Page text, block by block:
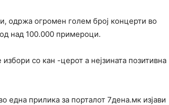
одржа огромен голем број концерти во
над 100.000 примероци.
со кан -церот а нејзината позитивна
една прилика за порталот 7дена.мк изјави